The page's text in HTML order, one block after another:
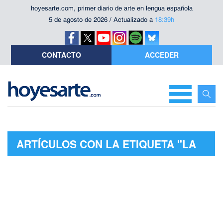
hoyesarte.com, primer diario de arte en lengua española
5 de agosto de 2026 / Actualizado a 18:39h
CONTACTO ACCEDER
ARTÍCULOS CON LA ETIQUETA "LA